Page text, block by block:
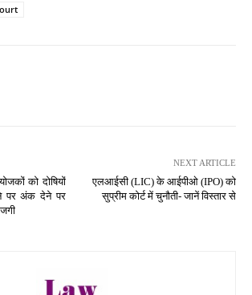
को दोषियों
पर अंक देने पर
NEXT ARTICLE
एलआईसी (LIC) के आईपीओ (IPO) को
सुप्रीम कोर्ट में चुनौती- जानें विस्तार से